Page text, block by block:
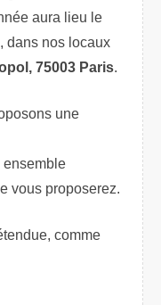
aura lieu le
, dans nos locaux
75003 Paris.
une
ensemble
vous proposerez.
comme